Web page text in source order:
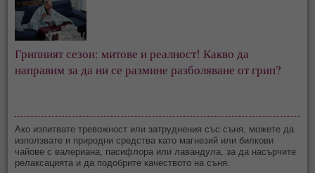
Грипният сезон: митове и реалност! Какво да
направим за да ни се размине разболяване от грип?
Ако изпитвате тревожност или затруднения със съня, можете да
използвате и природни средства като магнезий или билкови
чайове с валериана, пасифлора или лавандула, за да насърчите
релаксацията и да подобрите качеството на съня.